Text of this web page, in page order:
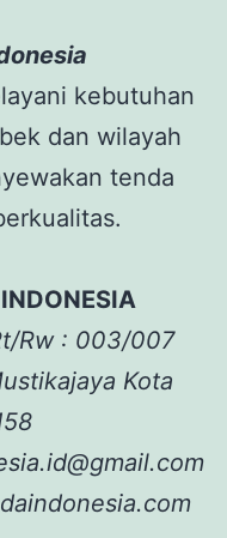
kebutuhan
dan wilayah
tenda
Rw : 003/007
Kota